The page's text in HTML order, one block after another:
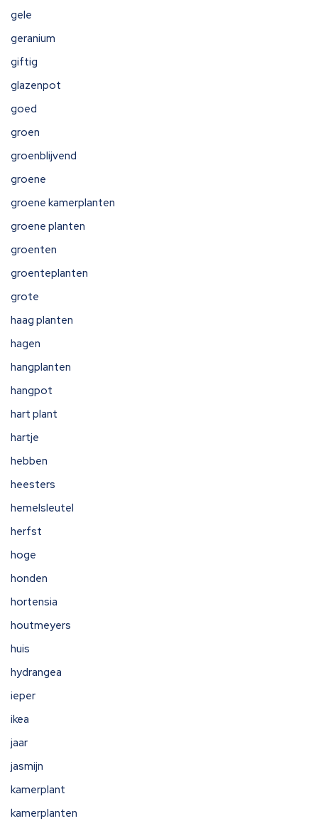
gele
geranium
giftig
glazenpot
goed
groen
groenblijvend
groene
groene kamerplanten
groene planten
groenten
groenteplanten
grote
haag planten
hagen
hangplanten
hangpot
hart plant
hartje
hebben
heesters
hemelsleutel
herfst
hoge
honden
hortensia
houtmeyers
huis
hydrangea
ieper
ikea
jaar
jasmijn
kamerplant
kamerplanten